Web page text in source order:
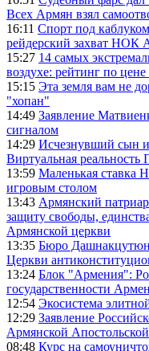
Всех Армян взял
16:11 Спорт под
рейдерский захват НОК
15:27 14 самых
воздухе: рейтинг по
15:15 Эта земля вам не
"хопан"
14:49 Заявление
сигналом
14:29 Исчезнувший сын и
Виртуальная реальность
13:59 Маленькая ставка
игровым столом
13:43 Армянский
защиту свободы,
Армянской церкви
13:35 Бюро
Церкви
13:24 Блок "Армения":
государственности
12:54 Экосистема
12:29 Заявление
Армянской
08:48 Курс на